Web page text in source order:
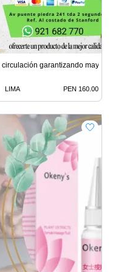
garantizando mayor
LIMA PEN 160.00